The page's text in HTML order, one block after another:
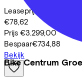
Bike Centrum
Leaseprijs p/m vanaf
€78,62
Prijs €3.299,00
Bespaar€734,88
Bekijk